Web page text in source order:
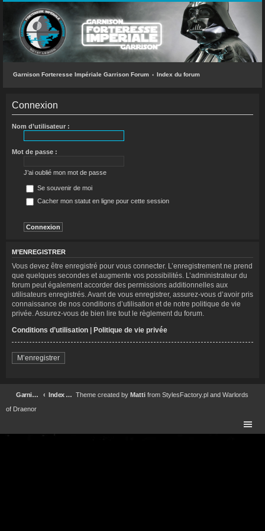
INDEX DU FORUM
ACCÈS RAPIDE
Messages sans réponse
Sujets actifs
L’équipe du forum
FAQ
CONNEXION
RECHERCHER
Garnison Forteresse Impériale Garrison Forum Index du forum
Connexion
Nom d’utilisateur :
Mot de passe :
J’ai oublié mon mot de passe
Se souvenir de moi
Cacher mon statut en ligne pour cette session
M’ENREGISTRER
Vous devez être enregistré pour vous connecter. L’enregistrement ne prend
que quelques secondes et augmente vos possibilités. L’administrateur du
forum peut également accorder des permissions additionnelles aux
utilisateurs enregistrés. Avant de vous enregistrer, assurez-vous d’avoir pris
connaissance de nos conditions d’utilisation et de notre politique de vie
privée. Assurez-vous de bien lire tout le règlement du forum.
Conditions d’utilisation | Politique de vie privée
M’enregistrer
Garnison Forteresse Impériale Garrison Forum Index du forum Theme created by Matti from StylesFactory.pl and Warlords
of Draenor